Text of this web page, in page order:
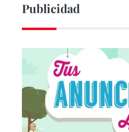
Publicidad